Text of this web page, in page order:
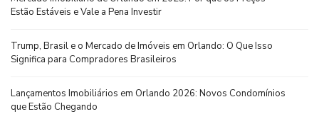
Estão Estáveis e Vale a Pena Investir
Trump, Brasil e o Mercado de Imóveis em Orlando: O Que Isso
Significa para Compradores Brasileiros
Lançamentos Imobiliários em Orlando 2026: Novos Condomínios
que Estão Chegando